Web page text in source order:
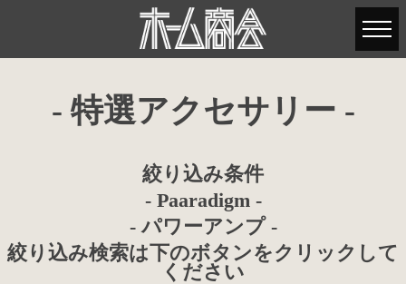
- 特選アクセサリー -
絞り込み条件
- Paaradigm -
- パワーアンプ -
絞り込み検索は下のボタンをクリックして
ください